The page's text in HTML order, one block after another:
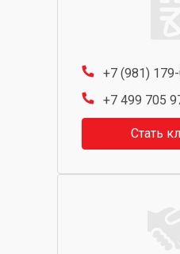
+7 (981)
+7 499 705
Стать